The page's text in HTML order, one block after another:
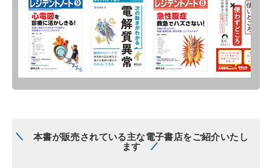
本書が販売されている主な電子書店をご紹介いたし
ます